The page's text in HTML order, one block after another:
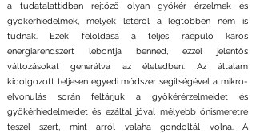
a tudatalattidban rejtőző olyan gyökér érzelmek és
gyökérhiedelmek, melyek létéről a legtöbben nem is
tudnak. Ezek feloldása a teljes ráépülő káros
energiarendszert lebontja benned, ezzel jelentős
változásokat generálva az életedben. Az általam
kidolgozott teljesen egyedi módszer segítségével a mikro-
elvonulás során feltárjuk a gyökérérzelmeidet és
gyökérhiedelmeidet és ezáltal jóval mélyebb önismeretre
teszel szert, mint arról valaha gondoltál volna. A